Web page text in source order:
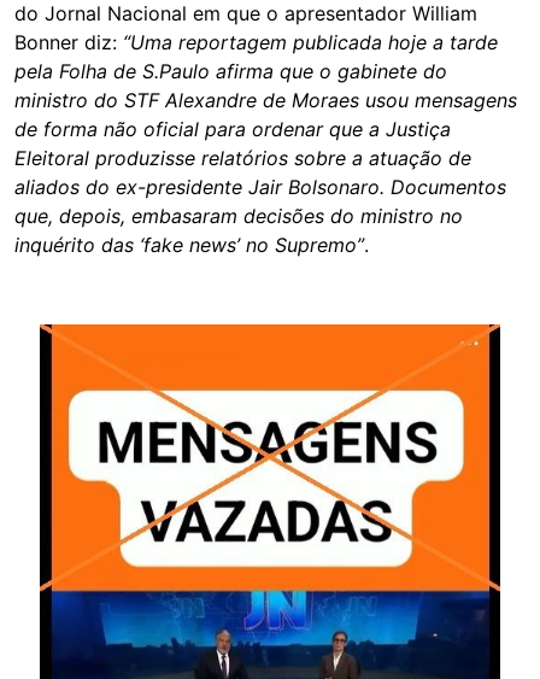
do Jornal Nacional em que o apresentador William
Bonner diz: “Uma reportagem publicada hoje a tarde
pela Folha de S.Paulo afirma que o gabinete do
ministro do STF Alexandre de Moraes usou mensagens
de forma não oficial para ordenar que a Justiça
Eleitoral produzisse relatórios sobre a atuação de
aliados do ex-presidente Jair Bolsonaro. Documentos
que, depois, embasaram decisões do ministro no
inquérito das ‘fake news’ no Supremo”.
Image